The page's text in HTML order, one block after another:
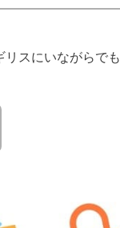
スにいながらで